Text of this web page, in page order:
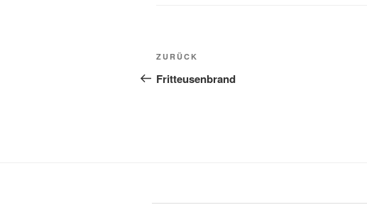
ZURÜCK
Fritteusenbrand